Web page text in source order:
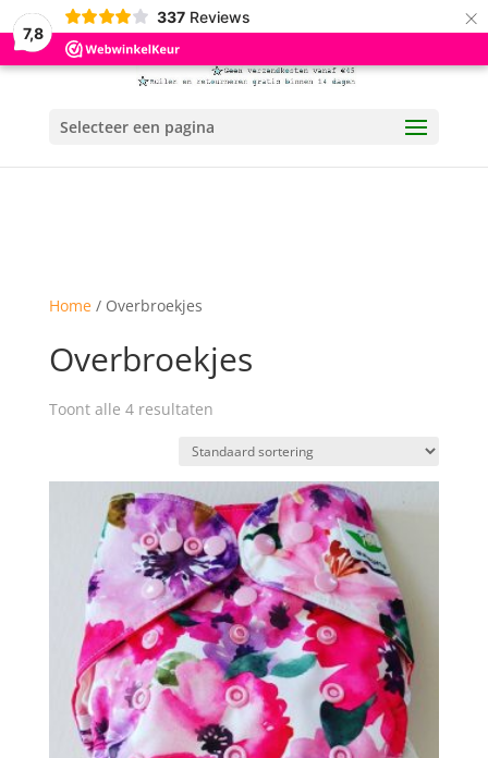
7,8
337 Reviews ×
Selecteer een pagina
Home/ Overbroekjes
Overbroekjes
Toont alle 4 resultaten